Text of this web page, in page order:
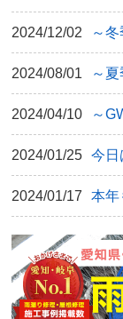
2024/12/02 ～
2024/08/01 ～
2024/04/10 ～
2024/01/25 今
2024/01/17 本年